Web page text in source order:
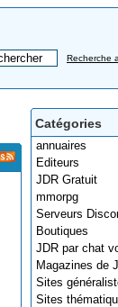
Recherche
Catégories
annuaires
Editeurs
JDR Gratuit
mmorpg
Serveurs
Boutiques
JDR par chat
Magazines de
Sites
Sites